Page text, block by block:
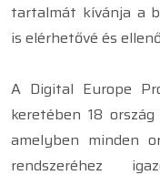
tartalmát kívánja a
is elérhetővé és
A Digital Europe
keretében 18
amelyben minden
rendszeréhez